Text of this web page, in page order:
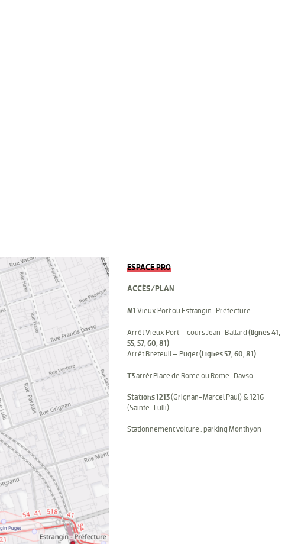
ESPACE PRO
ACCÈS/PLAN
M1 Vieux Port ou Estrangin-Préfecture
Arrêt Vieux Port – cours Jean-Ballard (lignes 41,
55, 57, 60, 81)
Arrêt Breteuil – Puget(Lignes 57, 60, 81)
T3arrêt Place de Rome ou Rome-Davso
Stations 1213(Grignan-Marcel Paul) & 1216
(Sainte-Lulli)
Stationnement voiture : parking Monthyon